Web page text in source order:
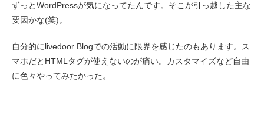
ずっとWordPressが気になってたんです。そこが引っ越した主な
要因かな(笑)。
自分的にlivedoor Blogでの活動に限界を感じたのもあります。ス
マホだとHTMLタグが使えないのが痛い。カスタマイズなど自由
に色々やってみたかった。